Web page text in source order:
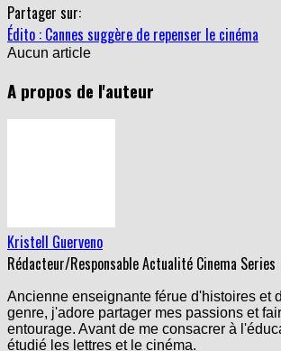
Partager sur:
Édito : Cannes suggère de repenser le cinéma
Aucun article
A propos de l'auteur
Kristell Guerveno
Rédacteur/Responsable Actualité Cinema Series
Ancienne enseignante férue d'histoires et
genre, j'adore partager mes passions et
entourage. Avant de me consacrer à
étudié les lettres et le cinéma.